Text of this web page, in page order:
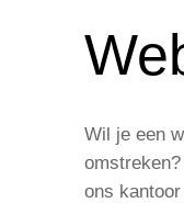
Wil je een
ons